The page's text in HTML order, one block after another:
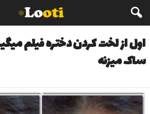
اول از لخت کردن دختره فیلم
ساک میزنه